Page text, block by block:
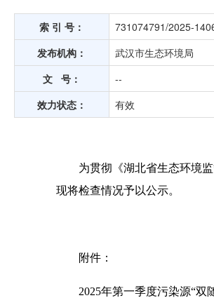
索 引 号： 731074791/2025-
发布机构：
武汉市生态环境局
文 号：
--
效力状态：
有效
为贯彻《湖北省生态环境
现将检查情况予以公示。
附件：
2025年第一季度污染源“双